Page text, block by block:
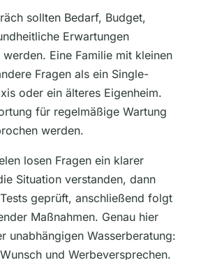
sollten Bedarf, Budget,
Erwartungen
Eine Familie mit kleinen
Fragen als ein Single-
oder ein älteres Eigenheim.
für regelmäßige Wartung
werden.
losen Fragen ein klarer
Situation verstanden, dann
geprüft, anschließend folgt
Maßnahmen. Genau hier
unabhängigen Wasserberatung:
und Werbeversprechen.